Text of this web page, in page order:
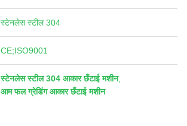
स्टेनलेस स्टील 304
CE;ISO9001
स्टेनलेस स्टील 304 आकार छँटाई मशीन,
आम फल ग्रेडिंग आकार छँटाई मशीन